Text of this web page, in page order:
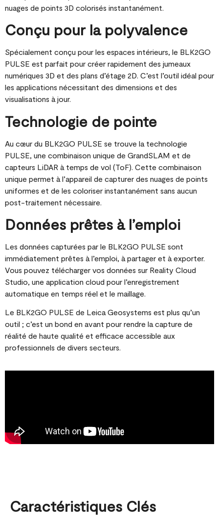
nuages de points 3D colorisés instantanément​​.
Conçu pour la polyvalence
Spécialement conçu pour les espaces intérieurs, le BLK2GO
PULSE est parfait pour créer rapidement des jumeaux
numériques 3D et des plans d’étage 2D. C’est l’outil idéal pour
les applications nécessitant des dimensions et des
visualisations à jour​​​​.
Technologie de pointe
Au cœur du BLK2GO PULSE se trouve la technologie
PULSE, une combinaison unique de GrandSLAM et de
capteurs LiDAR à temps de vol (ToF). Cette combinaison
unique permet à l’appareil de capturer des nuages de points
uniformes et de les coloriser instantanément sans aucun
post-traitement nécessaire​​.
Données prêtes à l’emploi
Les données capturées par le BLK2GO PULSE sont
immédiatement prêtes à l’emploi, à partager et à exporter.
Vous pouvez télécharger vos données sur Reality Cloud
Studio, une application cloud pour l’enregistrement
automatique en temps réel et le maillage​​.
Le BLK2GO PULSE de Leica Geosystems est plus qu’un
outil ; c’est un bond en avant pour rendre la capture de
réalité de haute qualité et efficace accessible aux
professionnels de divers secteurs.
Caractéristiques Clés